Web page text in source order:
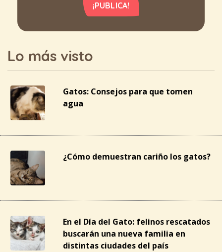
¡PUBLICA!
Lo más visto
Gatos: Consejos para que tomen
agua
¿Cómo demuestran cariño los gatos?
En el Día del Gato: felinos rescatados
buscarán una nueva familia en
distintas ciudades del país